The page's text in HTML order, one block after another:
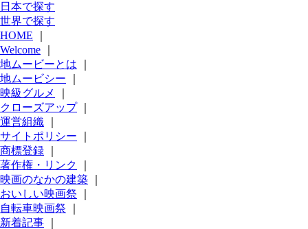
日本で探す
世界で探す
HOME
Welcome
地ムービーとは
地ムービシー
映級グルメ
クローズアップ｜
運営組織
サイトポリシー
商標登録
著作権・リンク
映画のなかの建築
おいしい映画祭
自転車映画祭
新着記事